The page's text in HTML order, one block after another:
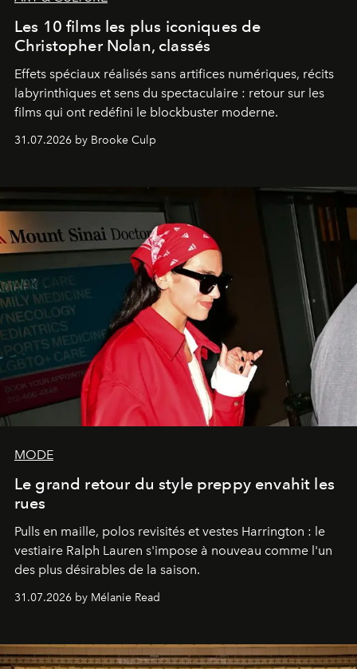
Les 10 films les plus iconiques de
Christopher Nolan, classés
Effets spéciaux réalisés sans artifices numériques, récits
labyrinthiques et sens du spectaculaire : retour sur les
films qui ont redéfini le blockbuster moderne.
31.07.2026 by Brooke Culp
MODE
Le grand retour du style preppy envahit les
rues
Pulls en maille, polos revisités et vestes Harrington : le
vestiaire Ralph Lauren s'impose à nouveau comme l'un
des plus désirables de la saison.
31.07.2026 by Mélanie Read